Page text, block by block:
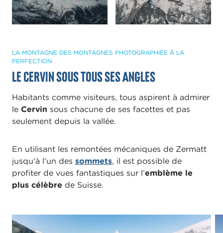
LA MONTAGNE DES MONTAGNES PHOTOGRAPHIÉE À LA
PERFECTION
Le Cervin sous tous ses angles
Habitants comme visiteurs, tous aspirent à admirer
le Cervin sous chacune de ses facettes et pas
seulement depuis la vallée.
En utilisant les remontées mécaniques de Zermatt
jusqu’à l’un des sommets, il est possible de
profiter de vues fantastiques sur l’emblème le
plus célèbre de Suisse.